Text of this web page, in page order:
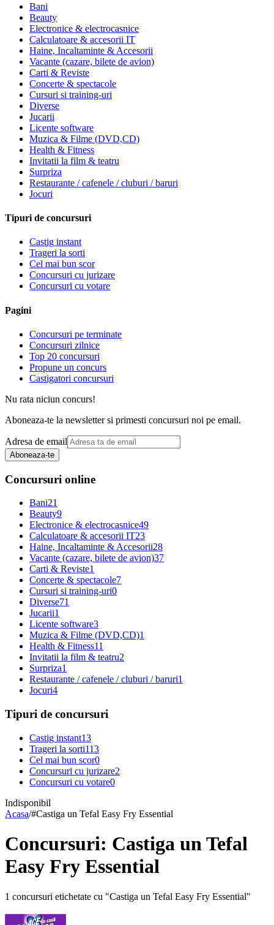
Bani
Beauty
Electronice & electrocasnice
Calculatoare & accesorii IT
Haine, Incaltaminte & Accesorii
Vacante (cazare, bilete de avion)
Carti & Reviste
Concerte & spectacole
Cursuri si training-uri
Diverse
Jucarii
Licente software
Muzica & Filme (DVD,CD)
Health & Fitness
Invitatii la film & teatru
Surpriza
Restaurante / cafenele / cluburi / baruri
Jocuri
Tipuri de concursuri
Castig instant
Trageri la sorti
Cel mai bun scor
Concursuri cu jurizare
Concursuri cu votare
Pagini
Concursuri pe terminate
Concursuri zilnice
Top 20 concursuri
Propune un concurs
Castigatori concursuri
Nu rata niciun concurs!
Aboneaza-te la newsletter si primesti concursuri noi pe email.
Adresa de email
Aboneaza-te
Concursuri online
Bani21
Beauty9
Electronice & electrocasnice49
Calculatoare & accesorii IT23
Haine, Incaltaminte & Accesorii28
Vacante (cazare, bilete de avion)37
Carti & Reviste1
Concerte & spectacole7
Cursuri si training-uri0
Diverse71
Jucarii1
Licente software3
Muzica & Filme (DVD,CD)1
Health & Fitness11
Invitatii la film & teatru2
Surpriza1
Restaurante / cafenele / cluburi / baruri1
Jocuri4
Tipuri de concursuri
Castig instant13
Trageri la sorti113
Cel mai bun scor0
Concursuri cu jurizare2
Concursuri cu votare0
Indisponibil
Acasa/#Castiga un Tefal Easy Fry Essential
Concursuri: Castiga un Tefal
Easy Fry Essential
1 concursuri etichetate cu "Castiga un Tefal Easy Fry Essential"